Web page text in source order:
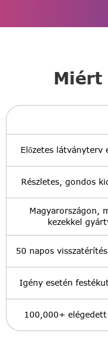
Miért
Előzetes látványterv
Részletes, gondos
Magyarországon,
kezekkel
50 napos
Igény esetén
100,000+